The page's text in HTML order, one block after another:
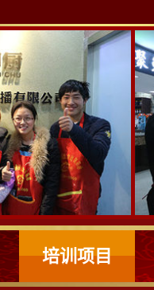
培训项目